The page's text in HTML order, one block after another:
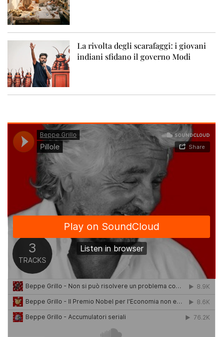
La rivolta degli scarafaggi: i giovani
indiani sfidano il governo Modi